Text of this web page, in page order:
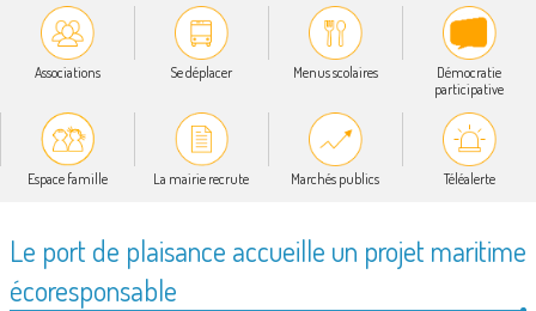
Associations Se déplacer Menus scolaires
Démocratie
participative
Espace famille La mairie recrute Marchés publics Téléalerte
Le port de plaisance accueille un projet maritime
écoresponsable